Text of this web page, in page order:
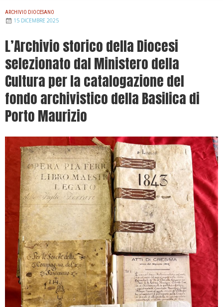
ARCHIVIO DIOCESANO
15 DICEMBRE 2025
L’Archivio storico della Diocesi
selezionato dal Ministero della
Cultura per la catalogazione del
fondo archivistico della Basilica di
Porto Maurizio